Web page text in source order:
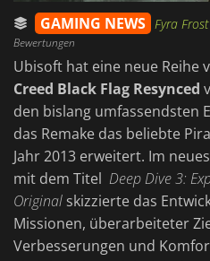
GAMING NEWS Fyra Frost
Bewertungen
Ubisoft hat eine neue Reihe
Creed Black Flag Resynced
den bislang umfassendsten
das Remake das beliebte
Jahr 2013 erweitert. Im
mit dem Titel Deep Dive 3:
Original skizzierte das
Missionen, überarbeiteter
Verbesserungen und